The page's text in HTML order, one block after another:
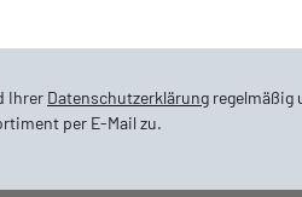
Ihrer Datenschutzerklärung regelmäßig
per E-Mail zu.